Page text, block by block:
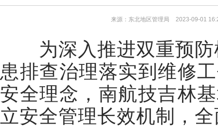
来源：东北地区管理局 2023-09-01
为深入推进双重预防
患排查治理落实到维修
安全理念，南航技吉林
立安全管理长效机制，